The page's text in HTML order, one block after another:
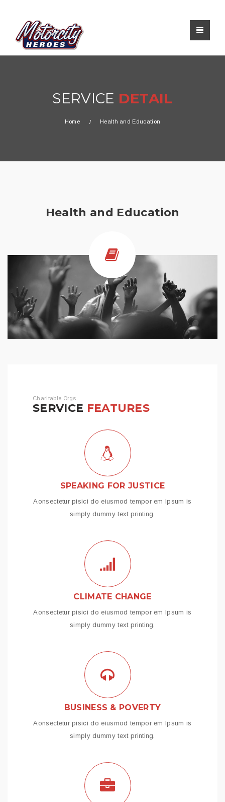
SERVICE DETAIL
Home Health and Education
Health and Education
Charitable Orgs
SERVICE FEATURES
SPEAKING FOR JUSTICE
Aonsectetur pisici do eiusmod tempor em Ipsum is
simply dummy text printing.
CLIMATE CHANGE
Aonsectetur pisici do eiusmod tempor em Ipsum is
simply dummy text printing.
BUSINESS & POVERTY
Aonsectetur pisici do eiusmod tempor em Ipsum is
simply dummy text printing.